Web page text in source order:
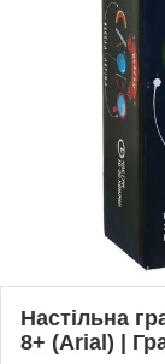
Настільна
8+ (Arial) |